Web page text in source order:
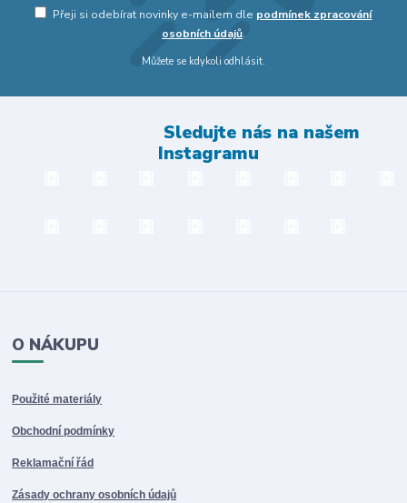
Přeji si odebírat novinky e-mailem dle podmínek zpracování
osobních údajů.
Můžete se kdykoli odhlásit.
Sledujte nás na našem
Instagramu
O NÁKUPU
Použité materiály
Obchodní podmínky
Reklamační řád
Zásady ochrany osobních údajů